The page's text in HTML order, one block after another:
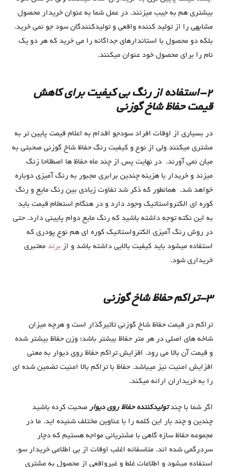
بیشتری هم به جیب میزنند. در عمل شما به عنوان خریدار محصول
مشابهی را از تولید کننده واقعی و تولیدکنندگان سود جو نمی خرید.
بلکه دو محصول با استاندارهای جداگانه را می خرید که هر دو یک
نام را برای محصول خود عنوان میکنند.
2-استفاده از رنگ بی کیفیت برای کاهش
قیمت حفاظ شاخ گوزنی
در بسیاری از اوقات افراد سودجو اقدام به اعلام قیمت پایین تر به
مشتری میکنند ولی از نوع و کیفیت رنگ حفاظ شاخ گوزنی صحبتی به
میان نمی آورند. در نهایت پس از چند ماه حفاظ ها اصطلاحا زنگ
میزند و خریدار با هزینه چندین برابری مجبور به رنگ آمیزی دوباره
خواهد شد. همانطور که ذکر شد تفاوت زیادی بین رنگ مایع و رنگ
کوره ای الکترواستاتیک وجود دارد و در هنگام استعلام قیمت باید
به این نکته توجه داشته باشید که رنگ مایع دوام پایینی دارد. حتی
در روش رنگ آمیزی الکترواستاتیک کوره ای هم نوع پودری که
استفاده میشود باید کیفیت بالایی داشته باشد و از برند معتبری
خریداری شود.
3-تراکم حفاظ شاخ گوزنی
تراکم در قیمت حفاظ شاخ گوزنی تاثیرگذار است و هرچه میزان
شاخه های اصلی در هر متر حفاظ بیشتر باشد؛ وزن حفاظ بیشتر شده
و قیمت آن بالا می رود. افزایش تراکم حفاظ روی دیوار به معنی
افزایش امنیت نیز میباشد. حفاظ با تراکم بالا امنیت تضمین شده ای
را به خریداران ارائه میکند.
اگر شما با چندتولیدکننده حفاظ روی دیوار صحبت کرده باشید
چندین و چند بار این کلمه را با عناوین مختلف شنیده اید. ما در
مجموعه حفاظ سازه گاهی با مشتریانی مواجه هستیم که دچار
سردرگمی شده اند. متاسفانه اغلب اوقات از بی اطلاعی خریدار سوء
استفاده میشود و اطلاعات غلط و غیرواقعی از محصول به مشتری